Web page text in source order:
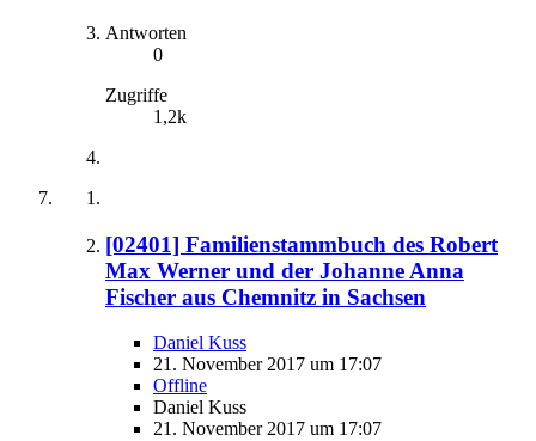
Antworten
0
Zugriffe
1,2k
[02401] Familienstammbuch des Robert
Max Werner und der Johanne Anna
Fischer aus Chemnitz in Sachsen
Daniel Kuss
21. November 2017 um 17:07
Offline
Daniel Kuss
21. November 2017 um 17:07